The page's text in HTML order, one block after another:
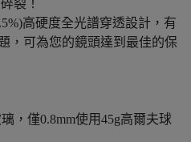
裂！
高硬度全光譜穿透設計，有
，可為您的鏡頭達到最佳的保
，僅0.8mm使用45g高爾夫球